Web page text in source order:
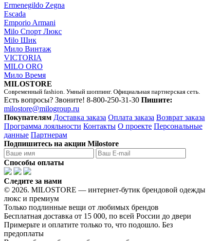
Ermenegildo Zegna
Escada
Emporio Armani
Milo Спорт Люкс
Milo Шик
Мило Винтаж
VICTORIA
MILO ORO
Мило Время
MILOSTORE
Современный fashion. Умный шоппинг. Официальная партнерская сеть.
Есть вопросы? Звоните! 8-800-250-31-30 Пишите:
milostore@milogroup.ru
Покупателям Доставка заказа Оплата заказа Возврат заказа
Программа лояльности Контакты О проекте Персональные
данные Партнерам
Подпишитесь на акции Milostore
Способы оплаты
Следите за нами
© 2026. MILOSTORE — интернет-бутик брендовой одежды
люкс и премиум
Только подлинные вещи от любимых брендов
Бесплатная доставка от 15 000, по всей России до двери
Примерьте и оплатите только то, что подошло. Без
предоплаты